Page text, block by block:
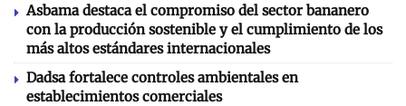
Asbama destaca el compromiso del sector bananero
con la producción sostenible y el cumplimiento de los
más altos estándares internacionales
Dadsa fortalece controles ambientales en
establecimientos comerciales